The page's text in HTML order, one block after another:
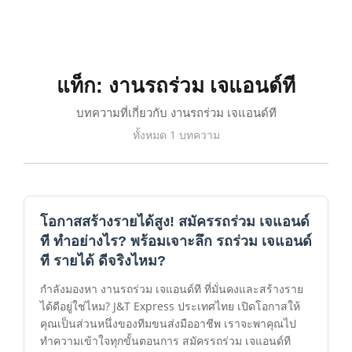
แท็ก: งานรถร่วม เจแอนด์ที
บทความที่เกี่ยวกับ งานรถร่วม เจแอนด์ที
ทั้งหมด 1 บทความ
โอกาสสร้างรายได้สูง! สมัครรถร่วม เจแอนด์
ที ทำอย่างไร? พร้อมเจาะลึก รถร่วม เจแอนด์
ที รายได้ ดีจริงไหม?
กำลังมองหา งานรถร่วม เจแอนด์ที ที่มั่นคงและสร้างราย
ได้ดีอยู่ใช่ไหม? J&T Express ประเทศไทย เปิดโอกาสให้
คุณเป็นส่วนหนึ่งของทีมขนส่งมืออาชีพ เราจะพาคุณไป
ทำความเข้าใจทุกขั้นตอนการ สมัครรถร่วม เจแอนด์ที